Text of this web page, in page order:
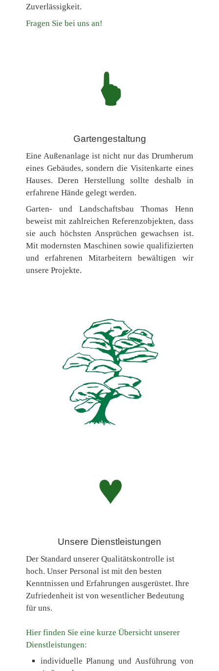
Zuverlässigkeit.
Fragen Sie bei uns an!
Gartengestaltung
Eine Außenanlage ist nicht nur das Drumherum
eines Gebäudes, sondern die Visitenkarte eines
Hauses. Deren Herstellung sollte deshalb in
erfahrene Hände gelegt werden.
Garten- und Landschaftsbau Thomas Henn
beweist mit zahlreichen Referenzobjekten, dass
sie auch höchsten Ansprüchen gewachsen ist.
Mit modernsten Maschinen sowie qualifizierten
und erfahrenen Mitarbeitern bewältigen wir
unsere Projekte.
Unsere Dienstleistungen
Der Standard unserer Qualitätskontrolle ist
hoch. Unser Personal ist mit den besten
Kenntnissen und Erfahrungen ausgerüstet. Ihre
Zufriedenheit ist von wesentlicher Bedeutung
für uns.
Hier finden Sie eine kurze Übersicht unserer
Dienstleistungen:
individuelle Planung und Ausführung von